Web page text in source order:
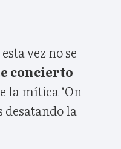
esta vez no se
concierto
la mítica ‘On
desatando la